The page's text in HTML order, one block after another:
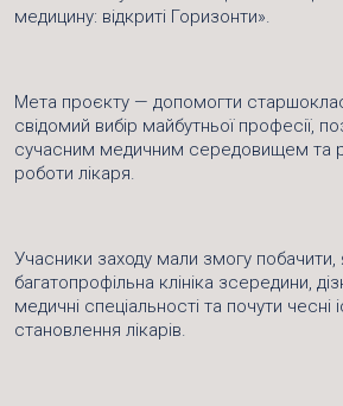
медицину: відкриті Горизонти».
Мета проєкту — допомогти
свідомий вибір майбутньої професії,
сучасним медичним середовищем та
роботи лікаря.
Учасники заходу мали змогу побачити,
багатопрофільна клініка зсередини,
медичні спеціальності та почути чесні
становлення лікарів.